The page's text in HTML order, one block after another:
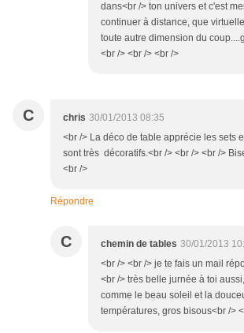
dans<br /> ton univers et c'est
continuer à distance, que
toute autre dimension du
<br /> <br /> <br />
C chris 30/01/2013 08:35
<br /> La déco de table apprécie les sets
sont très décoratifs.<br /> <br /> <br />
<br />
Répondre
C chemin de tables 30/01/2013
<br /> <br /> je te fais un mail
<br /> très belle jurnée à toi
comme le beau soleil et la
températures, gros bisous<br />